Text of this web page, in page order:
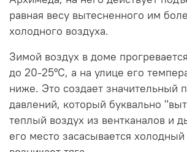
равная весу вытесненного им
холодного воздуха.
Зимой воздух в доме
до 20-25°C, а на улице его
ниже. Это создает значительный
давлений, который буквально
теплый воздух из вентканалов и
его место засасывается